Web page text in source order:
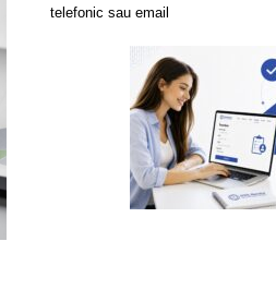
telefonic sau email